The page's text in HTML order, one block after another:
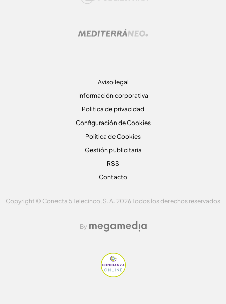
Aviso legal
Información corporativa
Politica de privacidad
Configuración de Cookies
Política de Cookies
Gestión publicitaria
RSS
Contacto
Copyright © Conecta 5 Telecinco, S. A. 2026 Todos los derechos reservados
By